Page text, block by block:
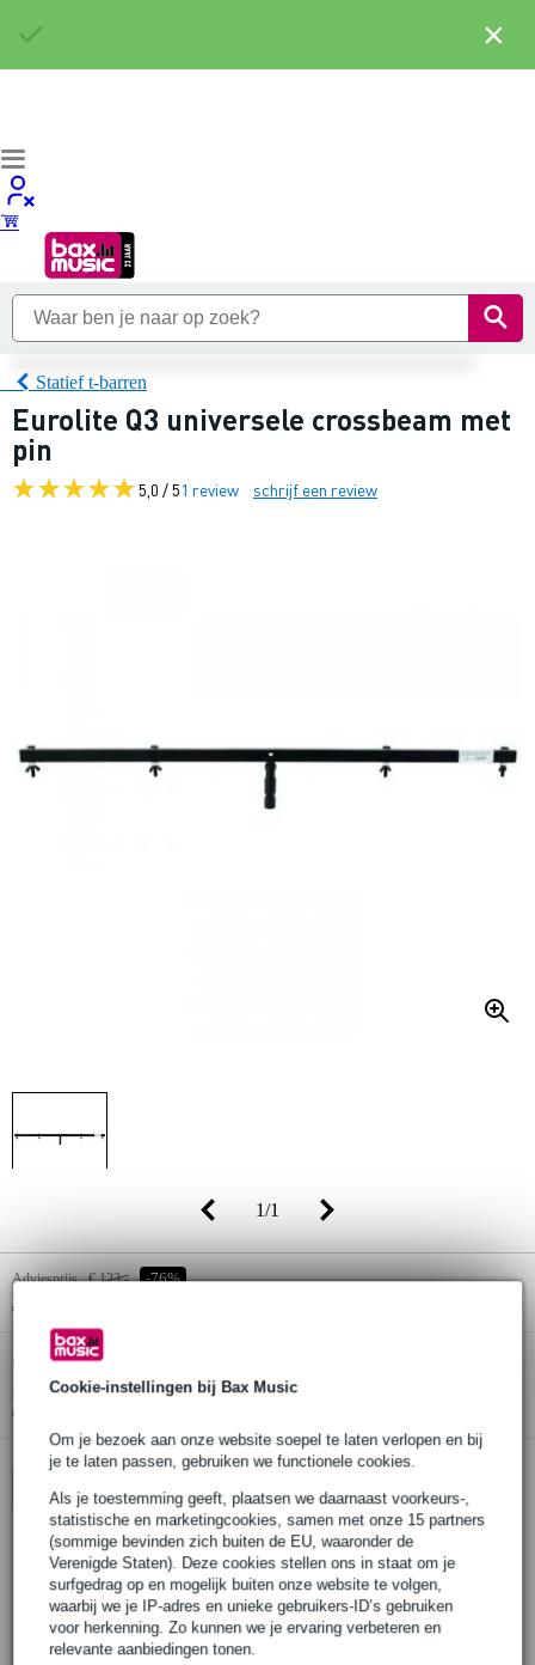
Cookie-instellingen bij Bax Music
Om je bezoek aan onze website soepel te laten verlopen en bij
je te laten passen, gebruiken we functionele cookies.
Als je toestemming geeft, plaatsen we daarnaast voorkeurs-,
statistische en marketingcookies, samen met onze 15 partners
(sommige bevinden zich buiten de EU, waaronder de
Verenigde Staten). Deze cookies stellen ons in staat om je
surfgedrag op en mogelijk buiten onze website te volgen,
waarbij we je IP-adres en unieke gebruikers-ID’s gebruiken
voor herkenning. Zo kunnen we je ervaring verbeteren en
relevante aanbiedingen tonen.
Statief t-barren
Eurolite Q3 universele crossbeam met
pin
5,0 / 51 review schrijf een review
1/1
Adviesprijs € 123,- -76%
€ 29,-
Online voorraadstatus:
Nog 2 stuks op voorraad in ons magazijn
(en extra voorraad beschikbaar bij de leverancier)
In winkelwagen
Bestel voor 23:00 = morgen in huis
30 dagen 'niet goed geld terug' garantie
3 jaar Bax Music garantie
×